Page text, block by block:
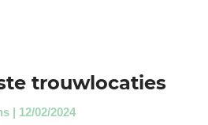
trouwlocaties
12/02/2024